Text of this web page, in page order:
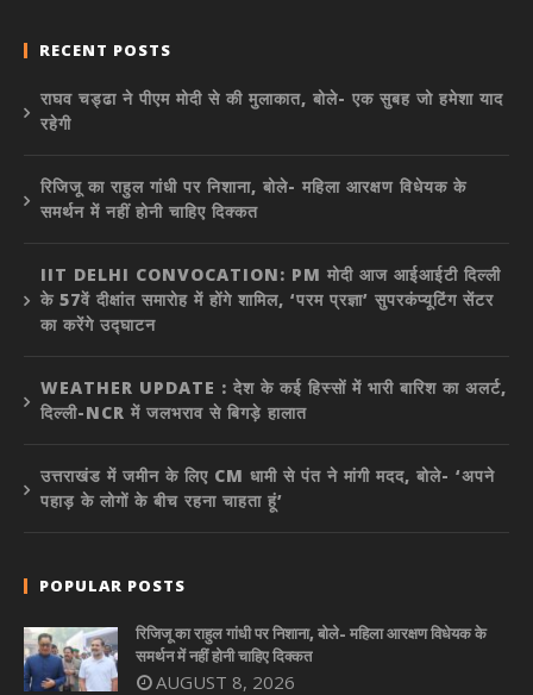
RECENT POSTS
राघव चड्ढा ने पीएम मोदी से की मुलाकात, बोले- एक सुबह जो हमेशा याद
रहेगी
रिजिजू का राहुल गांधी पर निशाना, बोले- महिला आरक्षण विधेयक के
समर्थन में नहीं होनी चाहिए दिक्कत
IIT DELHI CONVOCATION: PM मोदी आज आईआईटी दिल्ली
के 57वें दीक्षांत समारोह में होंगे शामिल, ‘परम प्रज्ञा’ सुपरकंप्यूटिंग सेंटर
का करेंगे उद्घाटन
WEATHER UPDATE : देश के कई हिस्सों में भारी बारिश का अलर्ट,
दिल्ली-NCR में जलभराव से बिगड़े हालात
उत्तराखंड में जमीन के लिए CM धामी से पंत ने मांगी मदद, बोले- ‘अपने
पहाड़ के लोगों के बीच रहना चाहता हूं’
POPULAR POSTS
रिजिजू का राहुल गांधी पर निशाना, बोले- महिला आरक्षण विधेयक के
समर्थन में नहीं होनी चाहिए दिक्कत
AUGUST 8, 2026